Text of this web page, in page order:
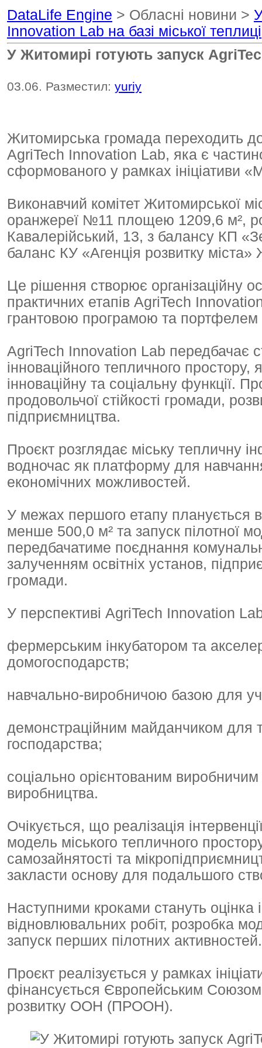
DataLife Engine > Обласні новини >
Innovation Lab на базі міської теплиці
У Житомирі готують запуск
03.06. Разместил: yuriy
Житомирська громада переходить до
AgriTech Innovation Lab, яка є
сформованого у рамках ініціативи
Виконавчий комітет Житомирської
оранжереї №11 площею 1209,6 м²,
Кавалерійський, 13, з балансу КП
баланс КУ «Агенція розвитку міста»
Це рішення створює організаційну
практичних етапів AgriTech
грантовою програмою та портфелем
AgriTech Innovation Lab передбачає
інноваційного тепличного
інноваційну та соціальну функції.
продовольчої стійкості громади,
підприємництва.
Проєкт розглядає міську тепличну
водночас як платформу для
економічних можливостей.
У межах першого етапу планується
менше 500,0 м² та запуск пілотної
передбачатиме поєднання
залученням освітніх установ,
громади.
У перспективі AgriTech Innovation
фермерським інкубатором та
домогосподарств;
навчально-виробничою базою для
демонстраційним майданчиком для
господарства;
соціально орієнтованим
виробництва.
Очікується, що реалізація
модель міського тепличного
самозайнятості та
закласти основу для подальшого
Наступними кроками стануть оцінка
відновлювальних робіт, розробка
запуск перших пілотних активностей.
Проєкт реалізується у рамках
фінансується Європейським
розвитку ООН (ПРООН).